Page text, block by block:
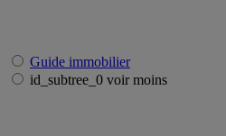
Guide immobilier
id_subtree_0 voir moins